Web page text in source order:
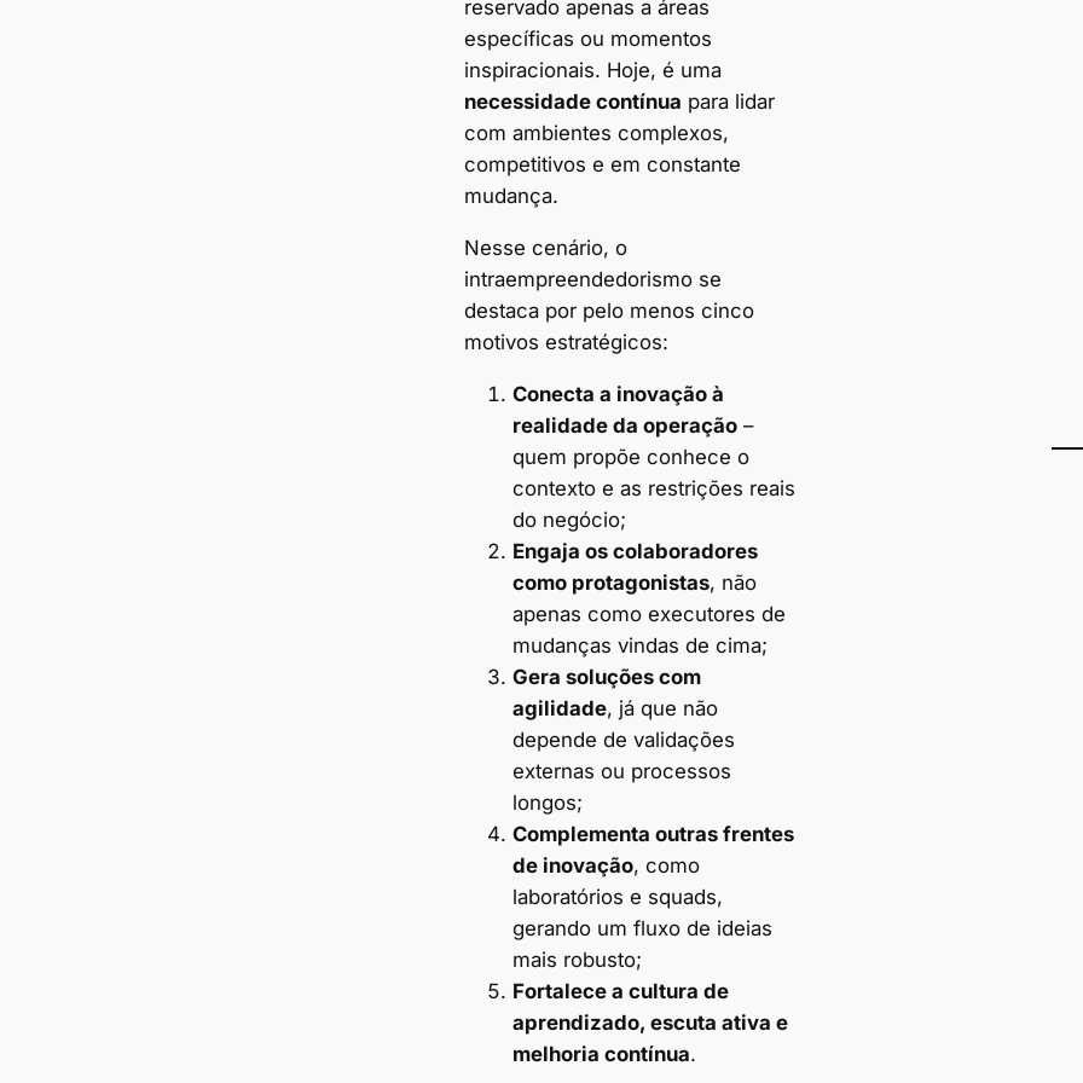
reservado apenas a áreas
específicas ou momentos
inspiracionais. Hoje, é uma
necessidade contínua para lidar
com ambientes complexos,
competitivos e em constante
mudança.
Nesse cenário, o
intraempreendedorismo se
destaca por pelo menos cinco
motivos estratégicos:
Conecta a inovação à
realidade da operação –
quem propõe conhece o
contexto e as restrições reais
do negócio;
Engaja os colaboradores
como protagonistas, não
apenas como executores de
mudanças vindas de cima;
Gera soluções com
agilidade, já que não
depende de validações
externas ou processos
longos;
Complementa outras frentes
de inovação, como
laboratórios e squads,
gerando um fluxo de ideias
mais robusto;
Fortalece a cultura de
aprendizado, escuta ativa e
melhoria contínua.